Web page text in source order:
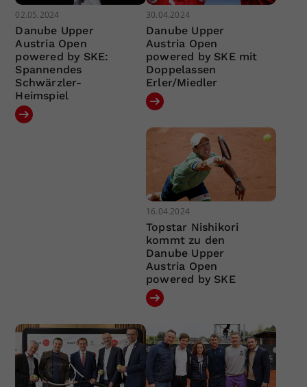
02.05.2024
Danube Upper
Austria Open
powered by SKE:
Spannendes
Schwärzler-
Heimspiel
30.04.2024
Danube Upper
Austria Open
powered by SKE mit
Doppelassen
Erler/Miedler
16.04.2024
Topstar Nishikori
kommt zu den
Danube Upper
Austria Open
powered by SKE